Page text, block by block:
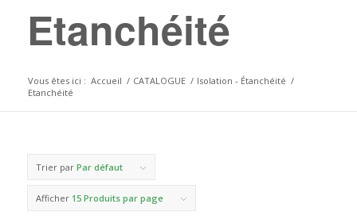
Etanchéité
Vous êtes ici : Accueil / CATALOGUE / Isolation - Étanchéité /
Etanchéité
Trier par Par défaut
Afficher 15 Produits par page